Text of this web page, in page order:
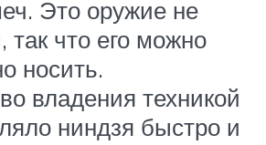
Это оружие не
так что его можно
носить.
владения техникой
ниндзя быстро и